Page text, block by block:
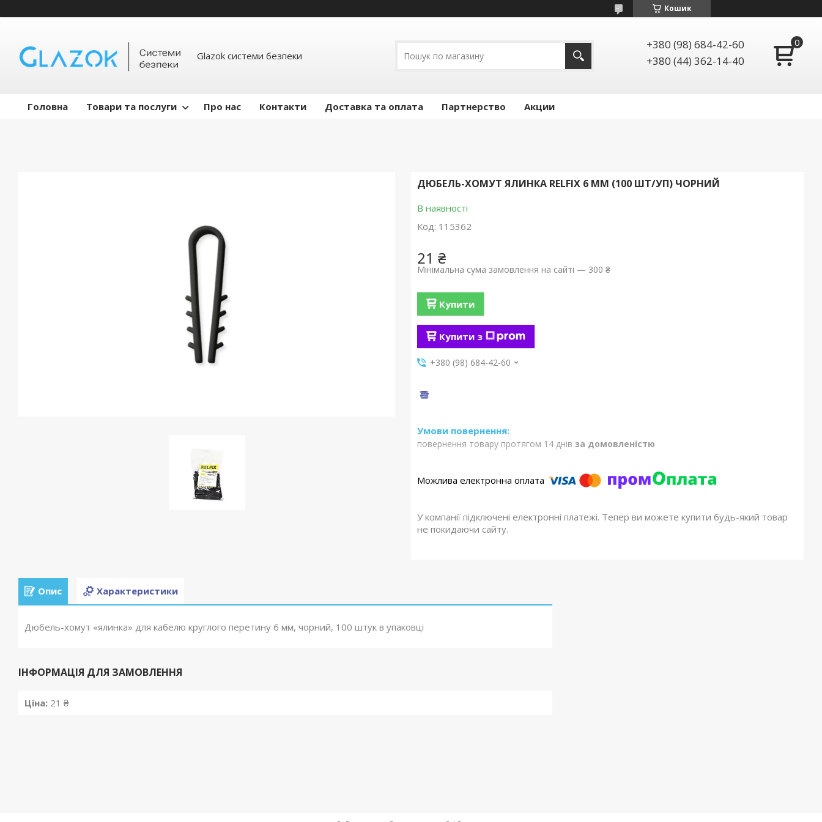
Кошик
Glazok системи безпеки
+380 (98) 684-42-60
+380 (44) 362-14-40
Головна Товари та послуги Про нас Контакти Доставка та оплата Партнерство Акции
ДЮБЕЛЬ-ХОМУТ ЯЛИНКА RELFIX 6 ММ (100 ШТ/УП) ЧОРНИЙ
В наявності
Код: 115362
21 ₴
Мінімальна сума замовлення на сайті — 300 ₴
Купити
Купити з
+380 (98) 684-42-60
повернення товару протягом 14 днів за домовленістю
У компанії підключені електронні платежі. Тепер ви можете купити будь-який товар
не покидаючи сайту.
Опис Характеристики
Дюбель-хомут «ялинка» для кабелю круглого перетину 6 мм, чорний, 100 штук в упаковці
ІНФОРМАЦІЯ ДЛЯ ЗАМОВЛЕННЯ
Ціна: 21 ₴